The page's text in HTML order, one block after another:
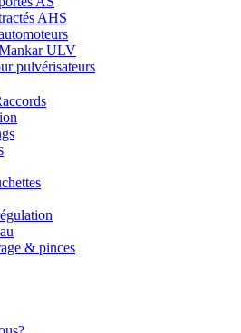
AHS
ULV
pulvérisateurs
& pinces